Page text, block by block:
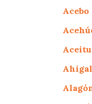
Acebo
Ahigal